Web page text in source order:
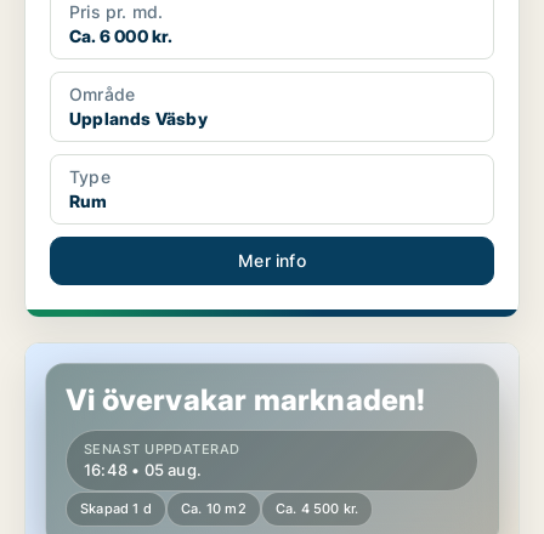
Pris pr. md.
Ca. 6 000 kr.
Område
Upplands Väsby
Type
Rum
Mer info
Rum i Upplands Väsby
Vi övervakar marknaden!
SENAST UPPDATERAD
16:48 • 05 aug.
Skapad 1 d Ca. 10 m2 Ca. 4 500 kr.